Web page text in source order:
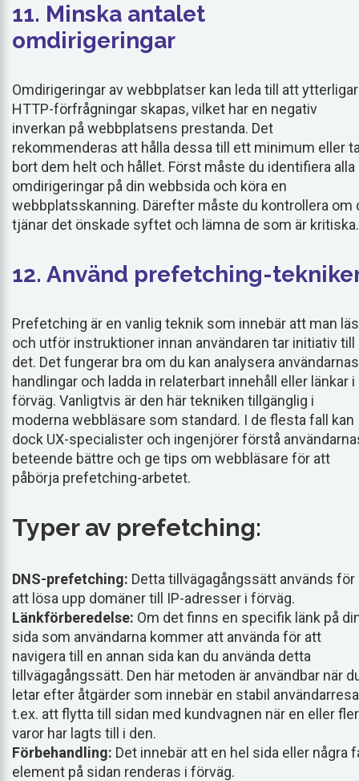
11. Minska antalet
omdirigeringar
Omdirigeringar av webbplatser kan leda till att
HTTP-förfrågningar skapas, vilket har en negativ
inverkan på webbplatsens prestanda. Det
rekommenderas att hålla dessa till ett minimum eller
bort dem helt och hållet. Först måste du identifiera alla
omdirigeringar på din webbsida och köra en
webbplatsskanning. Därefter måste du kontrollera om
tjänar det önskade syftet och lämna de som är kritiska.
12. Använd prefetching-
Prefetching är en vanlig teknik som innebär att man
och utför instruktioner innan användaren tar initiativ till
det. Det fungerar bra om du kan analysera användarnas
handlingar och ladda in relaterbart innehåll eller länkar i
förväg. Vanligtvis är den här tekniken tillgänglig i
moderna webbläsare som standard. I de flesta fall kan
dock UX-specialister och ingenjörer förstå
beteende bättre och ge tips om webbläsare för att
påbörja prefetching-arbetet.
Typer av prefetching:
DNS-prefetching: Detta tillvägagångssätt används för
att lösa upp domäner till IP-adresser i förväg.
Länkförberedelse: Om det finns en specifik länk på
sida som användarna kommer att använda för att
navigera till en annan sida kan du använda detta
tillvägagångssätt. Den här metoden är användbar när
letar efter åtgärder som innebär en stabil
t.ex. att flytta till sidan med kundvagnen när en eller
varor har lagts till i den.
Förbehandling: Det innebär att en hel sida eller några
element på sidan renderas i förväg.